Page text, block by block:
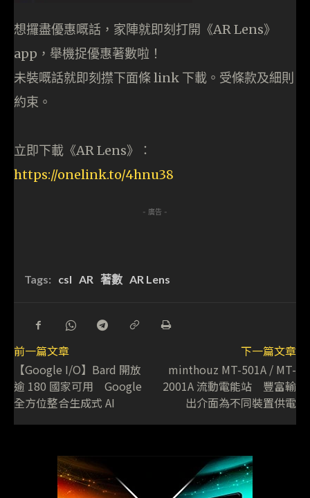
想攞盡優惠嘅話，家陣就即刻打開《AR Lens》
app，舉機捉優惠著數啦！
未裝嘅話就即刻㩒下面條 link 下載。受條款及細則
約束。
立即下載《AR Lens》：
https://onelink.to/4hnu38
- 廣告 -
Tags: csl AR 著數 AR Lens
前一篇文章
【Google I/O】Bard 開放
逾 180 國家可用 Google
全方位整合生成式 AI
下一篇文章
minthouz MT-501A / MT-
2001A 流動電能站 豐富輸
出介面為不同裝置供電